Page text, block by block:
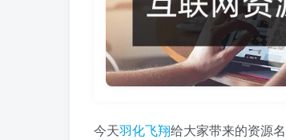
今天羽化飞翔给大家带来的资源